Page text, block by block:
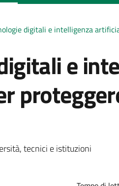
digitali e intelligenza
e
tecnici e istituzioni